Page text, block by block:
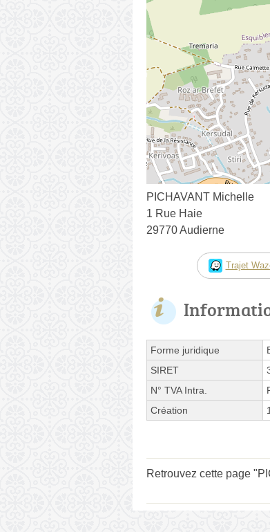
PICHAVANT Michelle
1 Rue Haie
29770 Audierne
Trajet
Forme juridique
SIRET
N° TVA Intra.
Création
Retrouvez cette page